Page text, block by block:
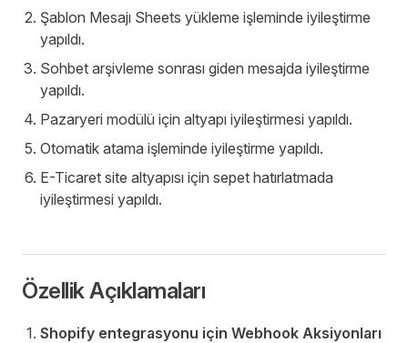
Şablon Mesajı Sheets yükleme işleminde iyileştirme
yapıldı.
Sohbet arşivleme sonrası giden mesajda iyileştirme
yapıldı.
Pazaryeri modülü için altyapı iyileştirmesi yapıldı.
Otomatik atama işleminde iyileştirme yapıldı.
E-Ticaret site altyapısı için sepet hatırlatmada
iyileştirmesi yapıldı.
Özellik Açıklamaları
Shopify entegrasyonu için Webhook Aksiyonları